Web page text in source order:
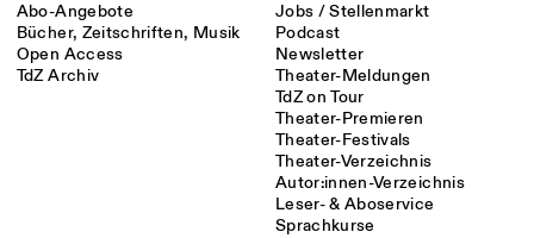
Abo-Angebote
Bücher, Zeitschriften, Musik
Open Access
TdZ Archiv
Jobs / Stellenmarkt
Podcast
Newsletter
Theater-Meldungen
TdZ on Tour
Theater-Premieren
Theater-Festivals
Theater-Verzeichnis
Autor:innen-Verzeichnis
Leser- & Aboservice
Sprachkurse